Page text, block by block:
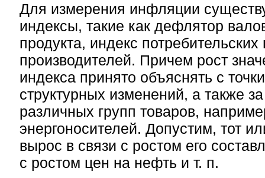
Для измерения инфляции
индексы, такие как дефлятор
продукта, индекс
производителей. Причем рост
индекса принято объяснять с
структурных изменений, а также
различных групп товаров,
энергоносителей. Допустим, тот
вырос в связи с ростом его
с ростом цен на нефть и т. п.